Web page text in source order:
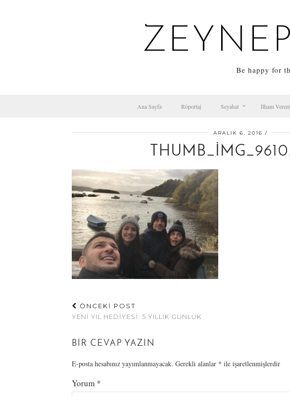
Be happy for
Ana Sayfa Röportaj Seyahat İlham
ARALIK 6, 2016
ÖNCEKİ POST
YENI YIL HEDIYESI: 5 YILLIK GÜNLÜK
BIR CEVAP YAZIN
E-posta hesabınız yayımlanmayacak. Gerekli alanlar * ile işaretlenmişlerdir
Yorum *